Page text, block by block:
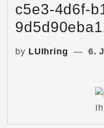
c5e3-4d6f-
by LUIhring 6.